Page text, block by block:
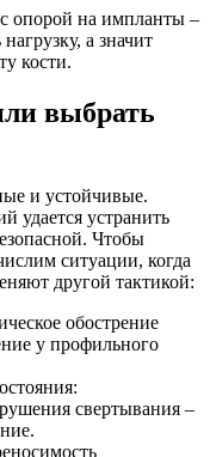
опорой на импланты –
а значит
кости.
выбрать
и устойчивые.
удается устранить
Чтобы
ситуации, когда
другой тактикой:
обострение
у профильного
свертывания –